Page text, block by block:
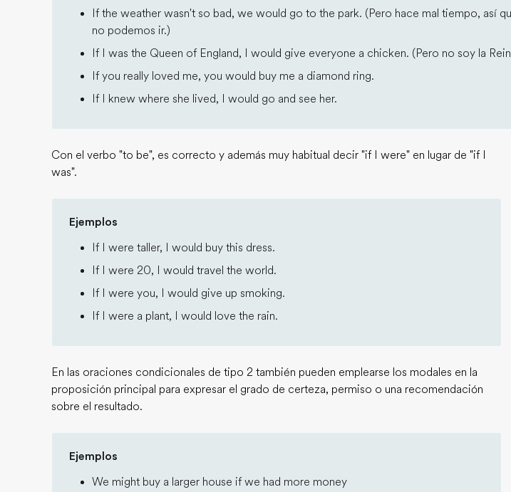
If the weather wasn't so bad, we would go to the park. (Pero hace mal tiempo, así
no podemos ir.)
If I was the Queen of England, I would give everyone a chicken. (Pero no soy la
If you really loved me, you would buy me a diamond ring.
If I knew where she lived, I would go and see her.
Con el verbo "to be", es correcto y además muy habitual decir "if I were" en lugar de "if I
was".
Ejemplos
If I were taller, I would buy this dress.
If I were 20, I would travel the world.
If I were you, I would give up smoking.
If I were a plant, I would love the rain.
En las oraciones condicionales de tipo 2 también pueden emplearse los modales en la
proposición principal para expresar el grado de certeza, permiso o una recomendación
sobre el resultado.
Ejemplos
We might buy a larger house if we had more money